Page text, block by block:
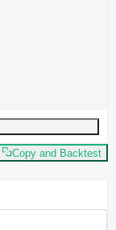
Copy and Backtest